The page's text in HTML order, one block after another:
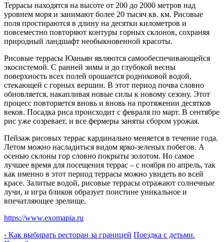
Террасы находятся на высоте от 200 до 2000 метров над
уровнем моря и занимают более 20 тысяч кв. км. Рисовые
поля простираются в длину на десятки километров и
повсеместно повторяют контуры горных склонов, сохраняя
природный ландшафт необыкновенной красоты.
Рисовые террасы Юаньян являются самообеспечивающейся
экосистемой. С ранней зимы и до глубокой весны
поверхность всех полей орошается родниковой водой,
стекающей с горных вершин. В этот период почва словно
обновляется, накапливая новые силы к новому сезону. Этот
процесс повторяется вновь и вновь на протяжении десятков
веков. Посадка риса происходит с февраля по март. В сентябре
рис уже созревает, и все фермеры заняты сбором урожая.
Пейзаж рисовых террас кардинально меняется в течение года.
Летом можно насладиться видом ярко-зеленых побегов. А
осенью склоны гор словно покрыты золотом. Но самое
лучшее время для посещения террас – с ноября по апрель, так
как именно в этот период террасы можно увидеть во всей
красе. Залитые водой, рисовые террасы отражают солнечные
лучи, и игра бликов образует поистине уникальное и
впечатляющее зрелище.
https://www.exomapia.ru
‹ Как выбирать ресторан за границей Поездка с детьми.